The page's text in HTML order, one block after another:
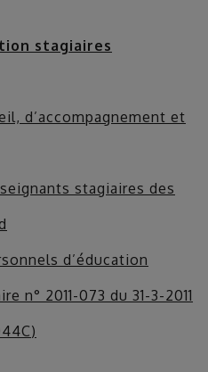
stagiaires
d’accompagnement et
stagiaires des
d’éducation
n° 2011-073 du 31-3-2011
)